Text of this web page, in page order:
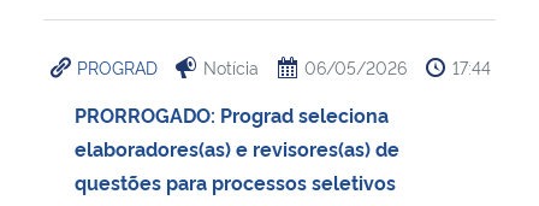
PROGRAD Notícia 06/05/2026 17:44
PRORROGADO: Prograd seleciona
elaboradores(as) e revisores(as) de
questões para processos seletivos